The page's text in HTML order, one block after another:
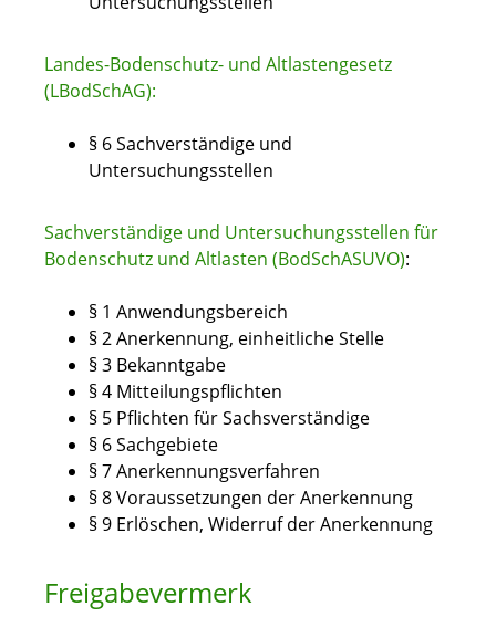
Landes-Bodenschutz- und Altlastengesetz
(LBodSchAG):
§ 6 Sachverständige und
Untersuchungsstellen
Sachverständige und Untersuchungsstellen für
Bodenschutz und Altlasten (BodSchASUVO):
§ 1 Anwendungsbereich
§ 2 Anerkennung, einheitliche Stelle
§ 3 Bekanntgabe
§ 4 Mitteilungspflichten
§ 5 Pflichten für Sachsverständige
§ 6 Sachgebiete
§ 7 Anerkennungsverfahren
§ 8 Voraussetzungen der Anerkennung
§ 9 Erlöschen, Widerruf der Anerkennung
Freigabevermerk